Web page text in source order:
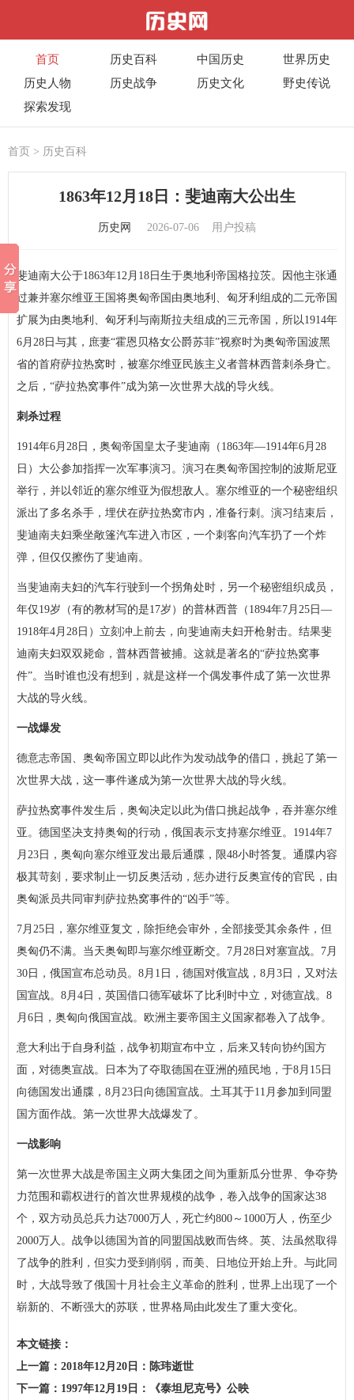
首页 历史百科 中国历史
世界历史
历史人物
历史战争 历史文化
野史传说
探索发现
首页 > 历史百科
1863年12月18日：斐迪南大公出生
历史网 2026-07-06 用户投稿
斐迪南大公于1863年12月18日生于奥地利帝国格拉茨。因他主张通
过兼并塞尔维亚王国将奥匈帝国由奥地利、匈牙利组成的二元帝国
扩展为由奥地利、匈牙利与南斯拉夫组成的三元帝国，所以1914年
6月28日与其，庶妻“霍恩贝格女公爵苏菲”视察时为奥匈帝国波黑
省的首府萨拉热窝时，被塞尔维亚民族主义者普林西普刺杀身亡。
之后，“萨拉热窝事件”成为第一次世界大战的导火线。
刺杀过程
1914年6月28日，奥匈帝国皇太子斐迪南（1863年—1914年6月28
日）大公参加指挥一次军事演习。演习在奥匈帝国控制的波斯尼亚
举行，并以邻近的塞尔维亚为假想敌人。塞尔维亚的一个秘密组织
派出了多名杀手，埋伏在萨拉热窝市内，准备行刺。演习结束后，
斐迪南夫妇乘坐敞篷汽车进入市区，一个刺客向汽车扔了一个炸
弹，但仅仅擦伤了斐迪南。
当斐迪南夫妇的汽车行驶到一个拐角处时，另一个秘密组织成员，
年仅19岁（有的教材写的是17岁）的普林西普（1894年7月25日—
1918年4月28日）立刻冲上前去，向斐迪南夫妇开枪射击。结果斐
迪南夫妇双双毙命，普林西普被捕。这就是著名的“萨拉热窝事
件”。当时谁也没有想到，就是这样一个偶发事件成了第一次世界
大战的导火线。
一战爆发
德意志帝国、奥匈帝国立即以此作为发动战争的借口，挑起了第一
次世界大战，这一事件遂成为第一次世界大战的导火线。
萨拉热窝事件发生后，奥匈决定以此为借口挑起战争，吞并塞尔维
亚。德国坚决支持奥匈的行动，俄国表示支持塞尔维亚。1914年7
月23日，奥匈向塞尔维亚发出最后通牒，限48小时答复。通牒内容
极其苛刻，要求制止一切反奥活动，惩办进行反奥宣传的官民，由
奥匈派员共同审判萨拉热窝事件的“凶手”等。
7月25日，塞尔维亚复文，除拒绝会审外，全部接受其余条件，但
奥匈仍不满。当天奥匈即与塞尔维亚断交。7月28日对塞宣战。7月
30日，俄国宣布总动员。8月1日，德国对俄宣战，8月3日，又对法
国宣战。8月4日，英国借口德军破坏了比利时中立，对德宣战。8
月6日，奥匈向俄国宣战。欧洲主要帝国主义国家都卷入了战争。
意大利出于自身利益，战争初期宣布中立，后来又转向协约国方
面，对德奥宣战。日本为了夺取德国在亚洲的殖民地，于8月15日
向德国发出通牒，8月23日向德国宣战。土耳其于11月参加到同盟
国方面作战。第一次世界大战爆发了。
一战影响
第一次世界大战是帝国主义两大集团之间为重新瓜分世界、争夺势
力范围和霸权进行的首次世界规模的战争，卷入战争的国家达38
个，双方动员总兵力达7000万人，死亡约800～1000万人，伤至少
2000万人。战争以德国为首的同盟国战败而告终。英、法虽然取得
了战争的胜利，但实力受到削弱，而美、日地位开始上升。与此同
时，大战导致了俄国十月社会主义革命的胜利，世界上出现了一个
崭新的、不断强大的苏联，世界格局由此发生了重大变化。
本文链接：
http://www.wecj.cn/lsbk/3583c47b6c317ca636b4ee9a72cfa2b6.html
上一篇： 2018年12月20日：陈玮逝世
下一篇： 1997年12月19日：《泰坦尼克号》公映